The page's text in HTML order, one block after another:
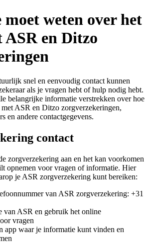
weten over het
ASR en Ditzo
snel en eenvoudig contact kunnen
als je vragen hebt of hulp nodig hebt.
belangrijke informatie verstrekken over hoe
ASR en Ditzo zorgverzekeringen,
en andere contactgegevens.
contact
zorgverzekering aan en het kan voorkomen
opnemen voor vragen of informatie. Hier
je ASR zorgverzekering kunt bereiken:
van ASR zorgverzekering: +31
van ASR en gebruik het online
vragen
app waar je informatie kunt vinden en